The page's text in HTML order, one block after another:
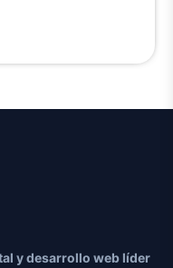
y desarrollo web líder